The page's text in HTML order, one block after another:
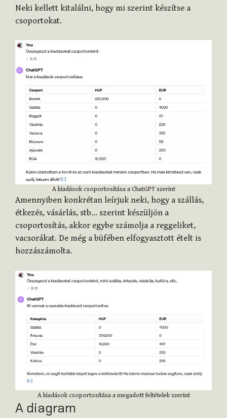
Neki kellett kitalálni, hogy mi szerint készítse a
csoportokat.
A kiadások csoportosítása a ChatGPT szerint
Amennyiben konkrétan leírjuk neki, hogy a szállás,
étkezés, vásárlás, stb… szerint készüljön a
csoportosítás, akkor egybe számolja a reggeliket,
vacsorákat. De még a büfében elfogyasztott ételt is
hozzászámolta.
A kiadások csoportosítása a megadott feltételek szerint
A diagram